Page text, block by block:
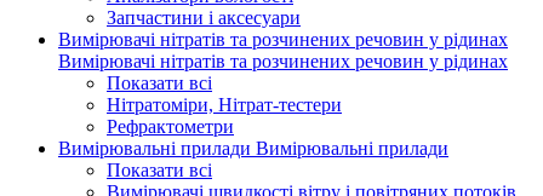
Запчастини і аксесуари
Вимірювачі нітратів та розчинених речовин у рідинах
Вимірювачі нітратів та розчинених речовин у рідинах
Показати всі
Нітратоміри, Нітрат-тестери
Рефрактометри
Вимірювальні прилади Вимірювальні прилади
Показати всі
Вимірювачі швидкості вітру і повітряних потоків